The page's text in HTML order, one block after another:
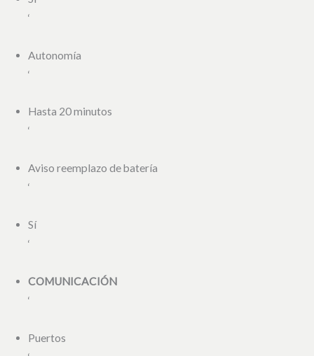
‘
Autonomía
‘
Hasta 20 minutos
‘
Aviso reemplazo de batería
‘
Sí
‘
COMUNICACIÓN
‘
Puertos